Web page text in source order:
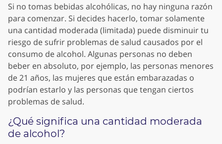
Si no tomas bebidas alcohólicas, no hay ninguna razón
para comenzar. Si decides hacerlo, tomar solamente
una cantidad moderada (limitada) puede disminuir tu
riesgo de sufrir problemas de salud causados por el
consumo de alcohol. Algunas personas no deben
beber en absoluto, por ejemplo, las personas menores
de 21 años, las mujeres que están embarazadas o
podrían estarlo y las personas que tengan ciertos
problemas de salud.
¿Qué significa una cantidad moderada
de alcohol?